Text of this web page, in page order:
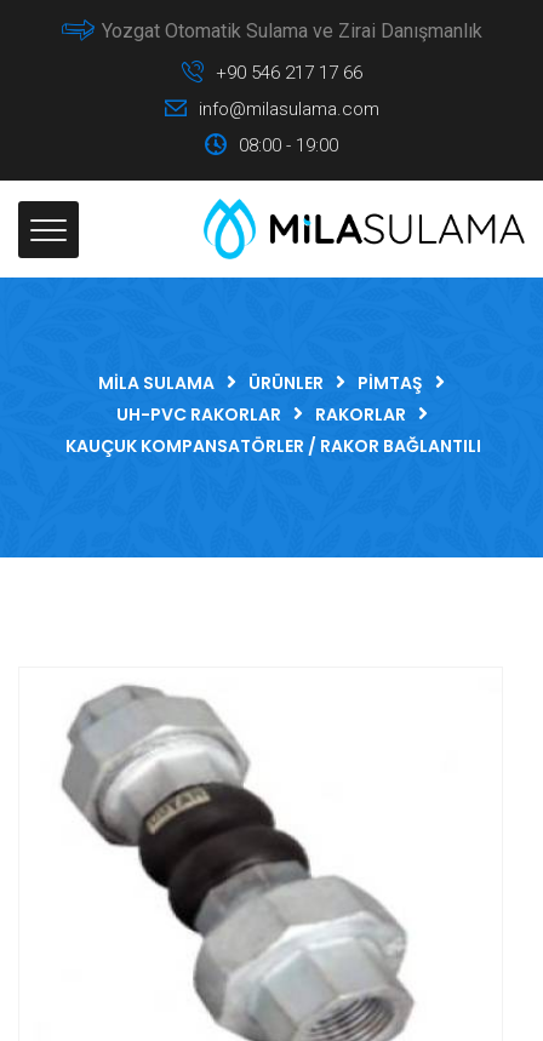
Yozgat Otomatik Sulama ve Zirai Danışmanlık
+90 546 217 17 66
info@milasulama.com
08:00 - 19:00
MILA SULAMA ÜRÜNLER
PIMTAŞ
UH-PVC RAKORLAR
RAKORLAR
KAUÇUK KOMPANSATÖRLER / RAKOR BAĞLANTILI